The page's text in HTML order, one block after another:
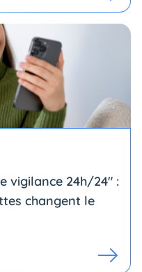
vigilance 24h/24" :
changent le